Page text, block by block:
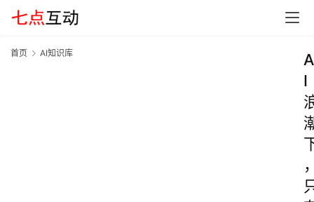
首页 AI知识库
A
I